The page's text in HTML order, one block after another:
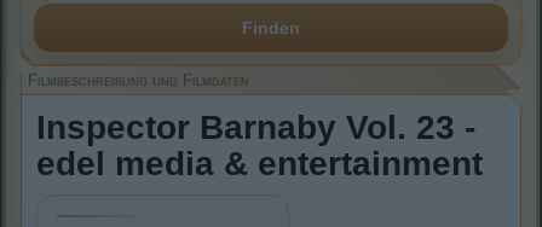
Finden
Filmbeschreibung und Filmdaten
Inspector Barnaby Vol. 23 -
edel media & entertainment